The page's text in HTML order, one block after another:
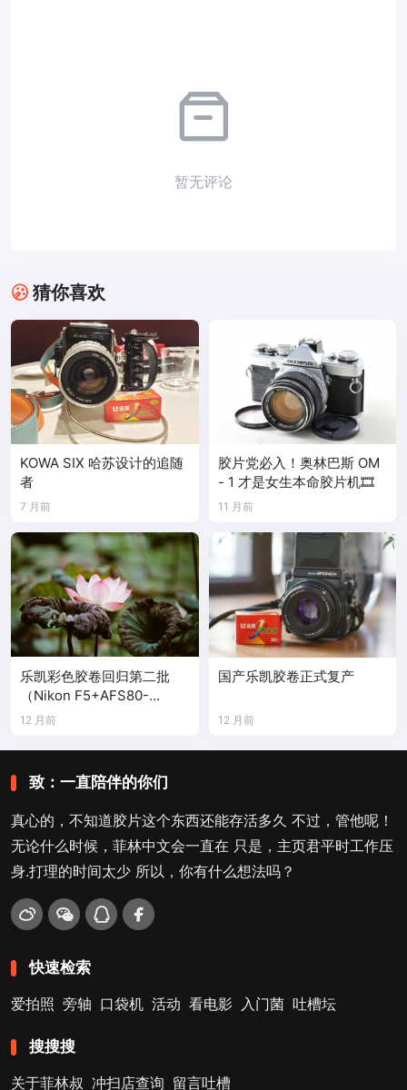
暂无评论
猜你喜欢
KOWA SIX 哈苏设计的追随
者
7 月前
胶片党必入！奥林巴斯 OM
- 1 才是女生本命胶片机🎞️
11 月前
乐凯彩色胶卷回归第二批
（Nikon F5+AFS80-
200mm/2.8）
12 月前
国产乐凯胶卷正式复产
12 月前
致：一直陪伴的你们
真心的，不知道胶片这个东西还能存活多久 不过，管他呢！
无论什么时候，菲林中文会一直在 只是，主页君平时工作压
身.打理的时间太少 所以，你有什么想法吗？
快速检索
爱拍照 旁轴 口袋机 活动 看电影 入门菌 吐槽坛
搜搜搜
关于菲林叔 冲扫店查询 留言吐槽